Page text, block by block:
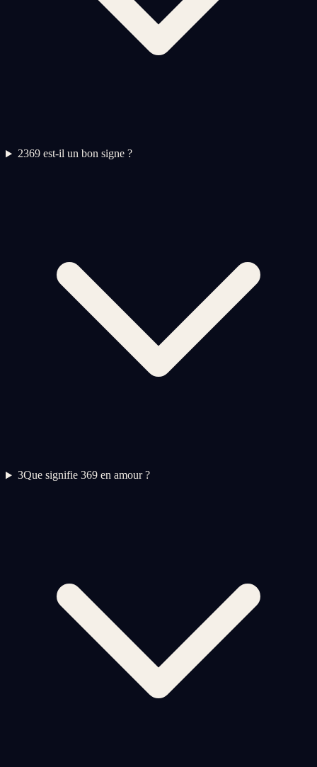
2369 est-il un bon signe ?
3Que signifie 369 en amour ?